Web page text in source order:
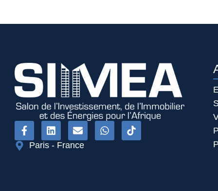
Paris - France